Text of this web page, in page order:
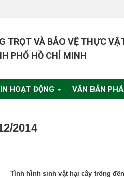
TRỌT VÀ BẢO VỆ THỰC
PHỐ HỒ CHÍ MINH
HOẠT ĐỘNG VĂN BẢN
2014
Tình hình sinh vật hại cây trồng đến